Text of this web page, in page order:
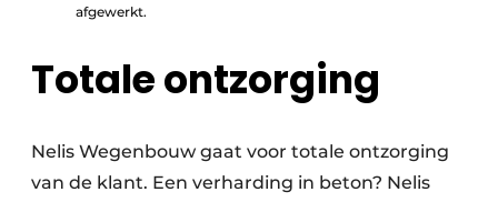
afgewerkt.
Totale ontzorging
Nelis Wegenbouw gaat voor totale ontzorging
van de klant. Een verharding in beton? Nelis